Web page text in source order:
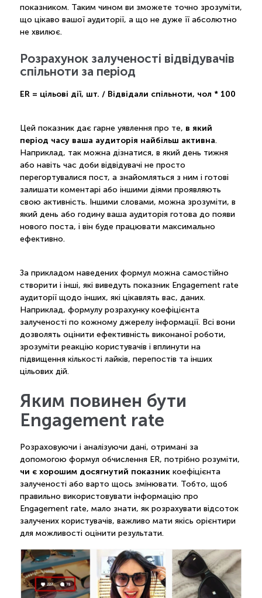
показником. Таким чином ви зможете точно зрозуміти,
що цікаво вашої аудиторії, а що не дуже її абсолютно
не хвилює.
Розрахунок залученості відвідувачів
спільноти за період
ER = цільові дії, шт. / Відвідали спільноти, чол * 100
Цей показник дає гарне уявлення про те, в який
період часу ваша аудиторія найбільш активна.
Наприклад, так можна дізнатися, в який день тижня
або навіть час доби відвідувачі не просто
перегортувалися пост, а знайомляться з ним і готові
залишати коментарі або іншими діями проявляють
свою активність. Іншими словами, можна зрозуміти, в
який день або годину ваша аудиторія готова до появи
нового поста, і він буде працювати максимально
ефективно.
За прикладом наведених формул можна самостійно
створити і інші, які виведуть показник Engagement rate
аудиторії щодо інших, які цікавлять вас, даних.
Наприклад, формулу розрахунку коефіцієнта
залученості по кожному джерелу інформації. Всі вони
дозволять оцінити ефективність виконаної роботи,
зрозуміти реакцію користувачів і вплинути на
підвищення кількості лайків, перепостів та інших
цільових дій.
Яким повинен бути
Engagement rate
Розраховуючи і аналізуючи дані, отримані за
допомогою формул обчислення ER, потрібно розуміти,
чи є хорошим досягнутий показниккоефіцієнта
залученості або варто щось змінювати. Тобто, щоб
правильно використовувати інформацію про
Engagement rate, мало знати, як розрахувати відсоток
залучених користувачів, важливо мати якісь орієнтири
для можливості оцінити результати.